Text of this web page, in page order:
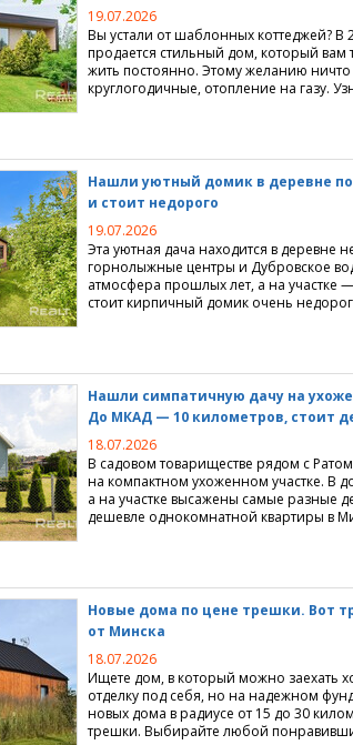
перепланировки
загородной недвижимости
поселки
загородной недвижимости
дома, коттеджа, дачи
земельных участков
жилищных условий
недвижимость
недвижимость
коммерческой недвижимости
юридического адреса
центры
бизнеса
арендной платы на офисы
центры
недвижимости
новости
рынка недвижимости
для покупателей
предложения
проекты
Realt.by
долевое строительство
недвижимости
сайта
объединения
издания
3.0
знать
сайта
в интернет
аналитика, мониторинг рынка
мониторинги
загородной недвижимости
рынка аренды квартир
и итоги
недвижимости
и ремонт
по строительству
компании
недвижимостью
19.07.2026
Вы устали от шаблонных коттеджей?
продается стильный дом, который вам
жить постоянно. Этому желанию
круглогодичные, отопление на газу.
Нашли уютный домик в деревне
и стоит недорого
19.07.2026
Эта уютная дача находится в деревне
горнолыжные центры и Дубровское
атмосфера прошлых лет, а на участке
стоит кирпичный домик очень
Нашли симпатичную дачу на
До МКАД — 10 километров, стоит
18.07.2026
В садовом товариществе рядом с
на компактном ухоженном участке. В
а на участке высажены самые разные
дешевле однокомнатной квартиры в
Новые дома по цене трешки. Вот
от Минска
18.07.2026
Ищете дом, в который можно заехать
отделку под себя, но на надежном
новых дома в радиусе от 15 до 30
трешки. Выбирайте любой